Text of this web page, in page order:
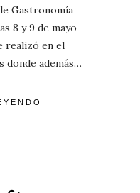
Gastronomía
8 y 9 de mayo
realizó en el
donde además…